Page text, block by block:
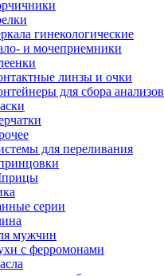
гинекологические
и мочеприемники
линзы и очки
для сбора анализов
для переливания
серии
мужчин
с ферромонами